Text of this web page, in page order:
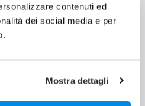
contenuti ed
dei social media e per
Mostra dettagli